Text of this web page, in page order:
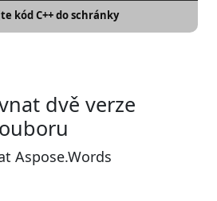
kód C++ do schránky
dvě verze
Aspose.Words